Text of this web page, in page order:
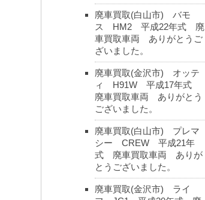
廃車買取(白山市) バモ
ス HM2 平成22年式 廃
車買取車両 ありがとうご
ざいました。
廃車買取(金沢市) オッテ
ィ H91W 平成17年式
廃車買取車両 ありがとう
ございました。
廃車買取(白山市) プレマ
シー CREW 平成21年
式 廃車買取車両 ありが
とうございました。
廃車買取(金沢市) ライ